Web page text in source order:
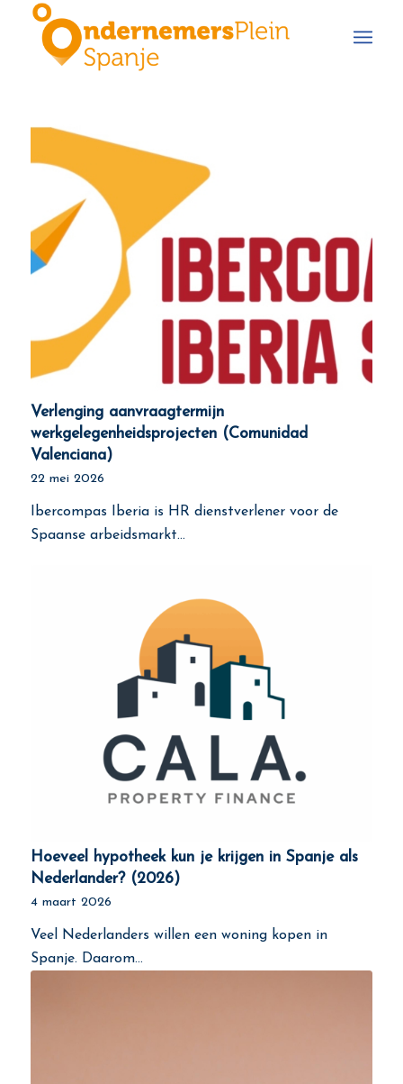
Verlenging aanvraagtermijn
werkgelegenheidsprojecten (Comunidad
Valenciana)
22 mei 2026
Ibercompas Iberia is HR dienstverlener voor de
Spaanse arbeidsmarkt…
Hoeveel hypotheek kun je krijgen in Spanje als
Nederlander? (2026)
4 maart 2026
Veel Nederlanders willen een woning kopen in
Spanje. Daarom…